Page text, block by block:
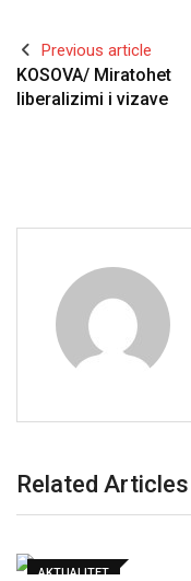
Previous article
KOSOVA/ Miratohet
liberalizimi i vizave
Related Articles
AKTUALITET